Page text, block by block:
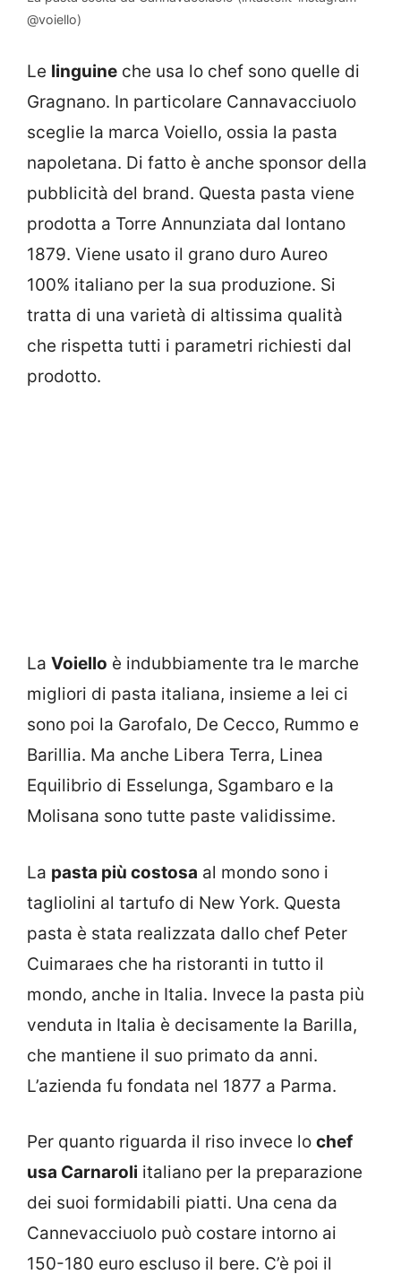
@voiello)
Le linguine che usa lo chef sono quelle di
Gragnano. In particolare Cannavacciuolo
sceglie la marca Voiello, ossia la pasta
napoletana. Di fatto è anche sponsor della
pubblicità del brand. Questa pasta viene
prodotta a Torre Annunziata dal lontano
1879. Viene usato il grano duro Aureo
100% italiano per la sua produzione. Si
tratta di una varietà di altissima qualità
che rispetta tutti i parametri richiesti dal
prodotto.
La Voiello è indubbiamente tra le marche
migliori di pasta italiana, insieme a lei ci
sono poi la Garofalo, De Cecco, Rummo e
Barillia. Ma anche Libera Terra, Linea
Equilibrio di Esselunga, Sgambaro e la
Molisana sono tutte paste validissime.
La pasta più costosa al mondo sono i
tagliolini al tartufo di New York. Questa
pasta è stata realizzata dallo chef Peter
Cuimaraes che ha ristoranti in tutto il
mondo, anche in Italia. Invece la pasta più
venduta in Italia è decisamente la Barilla,
che mantiene il suo primato da anni.
L’azienda fu fondata nel 1877 a Parma.
Per quanto riguarda il riso invece lo chef
usa Carnaroli italiano per la preparazione
dei suoi formidabili piatti. Una cena da
Cannevacciuolo può costare intorno ai
150-180 euro escluso il bere. C’è poi il